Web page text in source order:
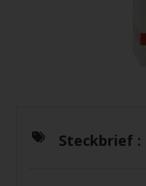
Steckbrief :